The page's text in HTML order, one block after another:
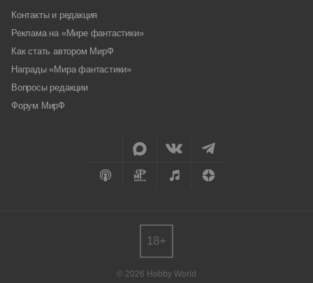
Контакты и редакция
Реклама на «Мире фантастики»
Как стать автором МирФ
Награды «Мира фантастики»
Вопросы редакции
Форум МирФ
© 2026 Hobby World
18+